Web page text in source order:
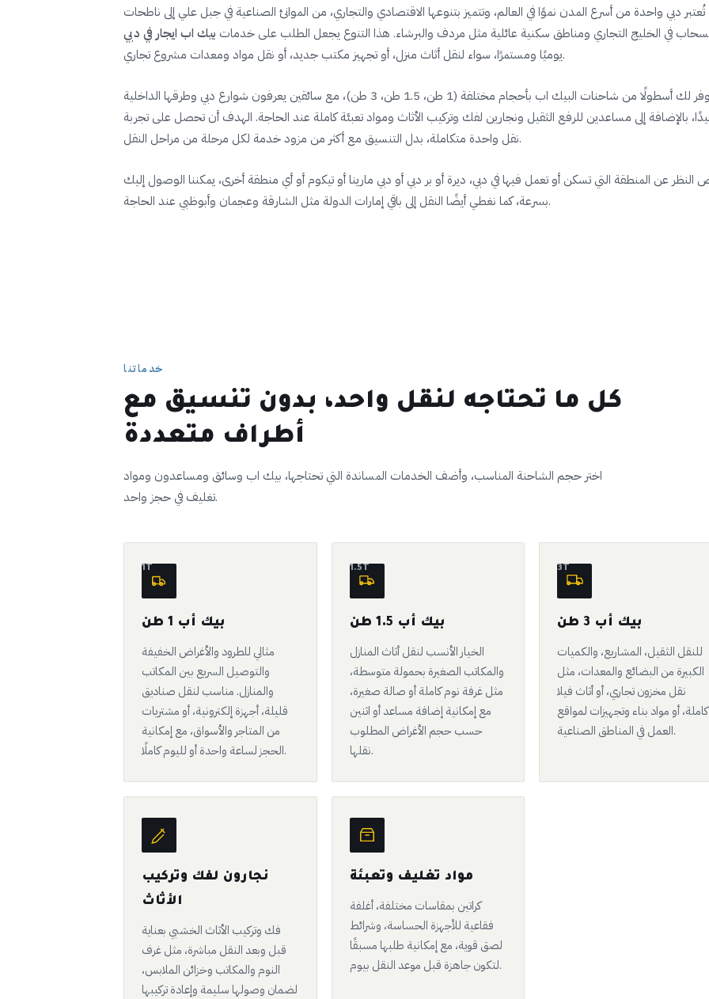
تُعتبر دبي واحدة من أسرع المدن نموًا في العالم، وتتميز بتنوعها الاقتصادي والتجاري، من الموانئ الصناعية في جبل علي إلى ناطحات
في الخليج التجاري ومناطق سكنية عائلية مثل مردف والبرشاء. هذا التنوع يجعل الطلب على خدمات بيك اب ايجار في دبي
يوميًا ومستمرًا، سواء لنقل أثاث منزل، أو تجهيز مكتب جديد، أو نقل مواد ومعدات مشروع تجاري.
نوفر لك أسطولًا من شاحنات البيك اب بأحجام مختلفة (1 طن، 1.5 طن، 3 طن)، مع سائقين يعرفون شوارع دبي وطرقها الداخلية
بالإضافة إلى مساعدين للرفع الثقيل ونجارين لفك وتركيب الأثاث ومواد تعبئة كاملة عند الحاجة. الهدف أن تحصل على تجربة
نقل واحدة متكاملة، بدل التنسيق مع أكثر من مزود خدمة لكل مرحلة من مراحل النقل.
النظر عن المنطقة التي تسكن أو تعمل فيها في دبي، ديرة أو بر دبي أو دبي مارينا أو تيكوم أو أي منطقة أخرى، يمكننا الوصول إليك
بسرعة، كما نغطي أيضًا النقل إلى باقي إمارات الدولة مثل الشارقة وعجمان وأبوظبي عند الحاجة.
خدماتنا
كل ما تحتاجه لنقل واحد، بدون تنسيق مع
أطراف متعددة
اختر حجم الشاحنة المناسب، وأضف الخدمات المساندة التي تحتاجها، بيك اب وسائق ومساعدون ومواد
تغليف في حجز واحد.
1T
بيك أب 1 طن
مثالي للطرود والأغراض الخفيفة
والتوصيل السريع بين المكاتب
والمنازل. مناسب لنقل صناديق
قليلة، أجهزة إلكترونية، أو مشتريات
من المتاجر والأسواق، مع إمكانية
الحجز لساعة واحدة أو لليوم كاملًا.
1.5T
بيك أب 1.5 طن
الخيار الأنسب لنقل أثاث المنازل
والمكاتب الصغيرة بحمولة متوسطة،
مثل غرفة نوم كاملة أو صالة صغيرة،
مع إمكانية إضافة مساعد أو اثنين
حسب حجم الأغراض المطلوب
نقلها.
3T
بيك أب 3 طن
للنقل الثقيل، المشاريع، والكميات
الكبيرة من البضائع والمعدات، مثل
نقل مخزون تجاري، أو أثاث فيلا
كاملة، أو مواد بناء وتجهيزات لمواقع
العمل في المناطق الصناعية.
نجارون لفك وتركيب
الأثاث
فك وتركيب الأثاث الخشبي بعناية
قبل وبعد النقل مباشرة، مثل غرف
النوم والمكاتب وخزائن الملابس،
لضمان وصولها سليمة وإعادة تركيبها
مواد تغليف وتعبئة
كراتين بمقاسات مختلفة، أغلفة
فقاعية للأجهزة الحساسة، وشرائط
لصق قوية، مع إمكانية طلبها مسبقًا
لتكون جاهزة قبل موعد النقل بيوم.